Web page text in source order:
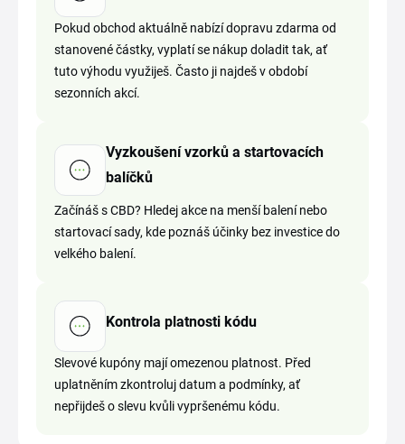
Pokud obchod aktuálně nabízí dopravu zdarma od
stanovené částky, vyplatí se nákup doladit tak, ať
tuto výhodu využiješ. Často ji najdeš v období
sezonních akcí.
Vyzkoušení vzorků a startovacích
balíčků
Začínáš s CBD? Hledej akce na menší balení nebo
startovací sady, kde poznáš účinky bez investice do
velkého balení.
Kontrola platnosti kódu
Slevové kupóny mají omezenou platnost. Před
uplatněním zkontroluj datum a podmínky, ať
nepřijdeš o slevu kvůli vypršenému kódu.